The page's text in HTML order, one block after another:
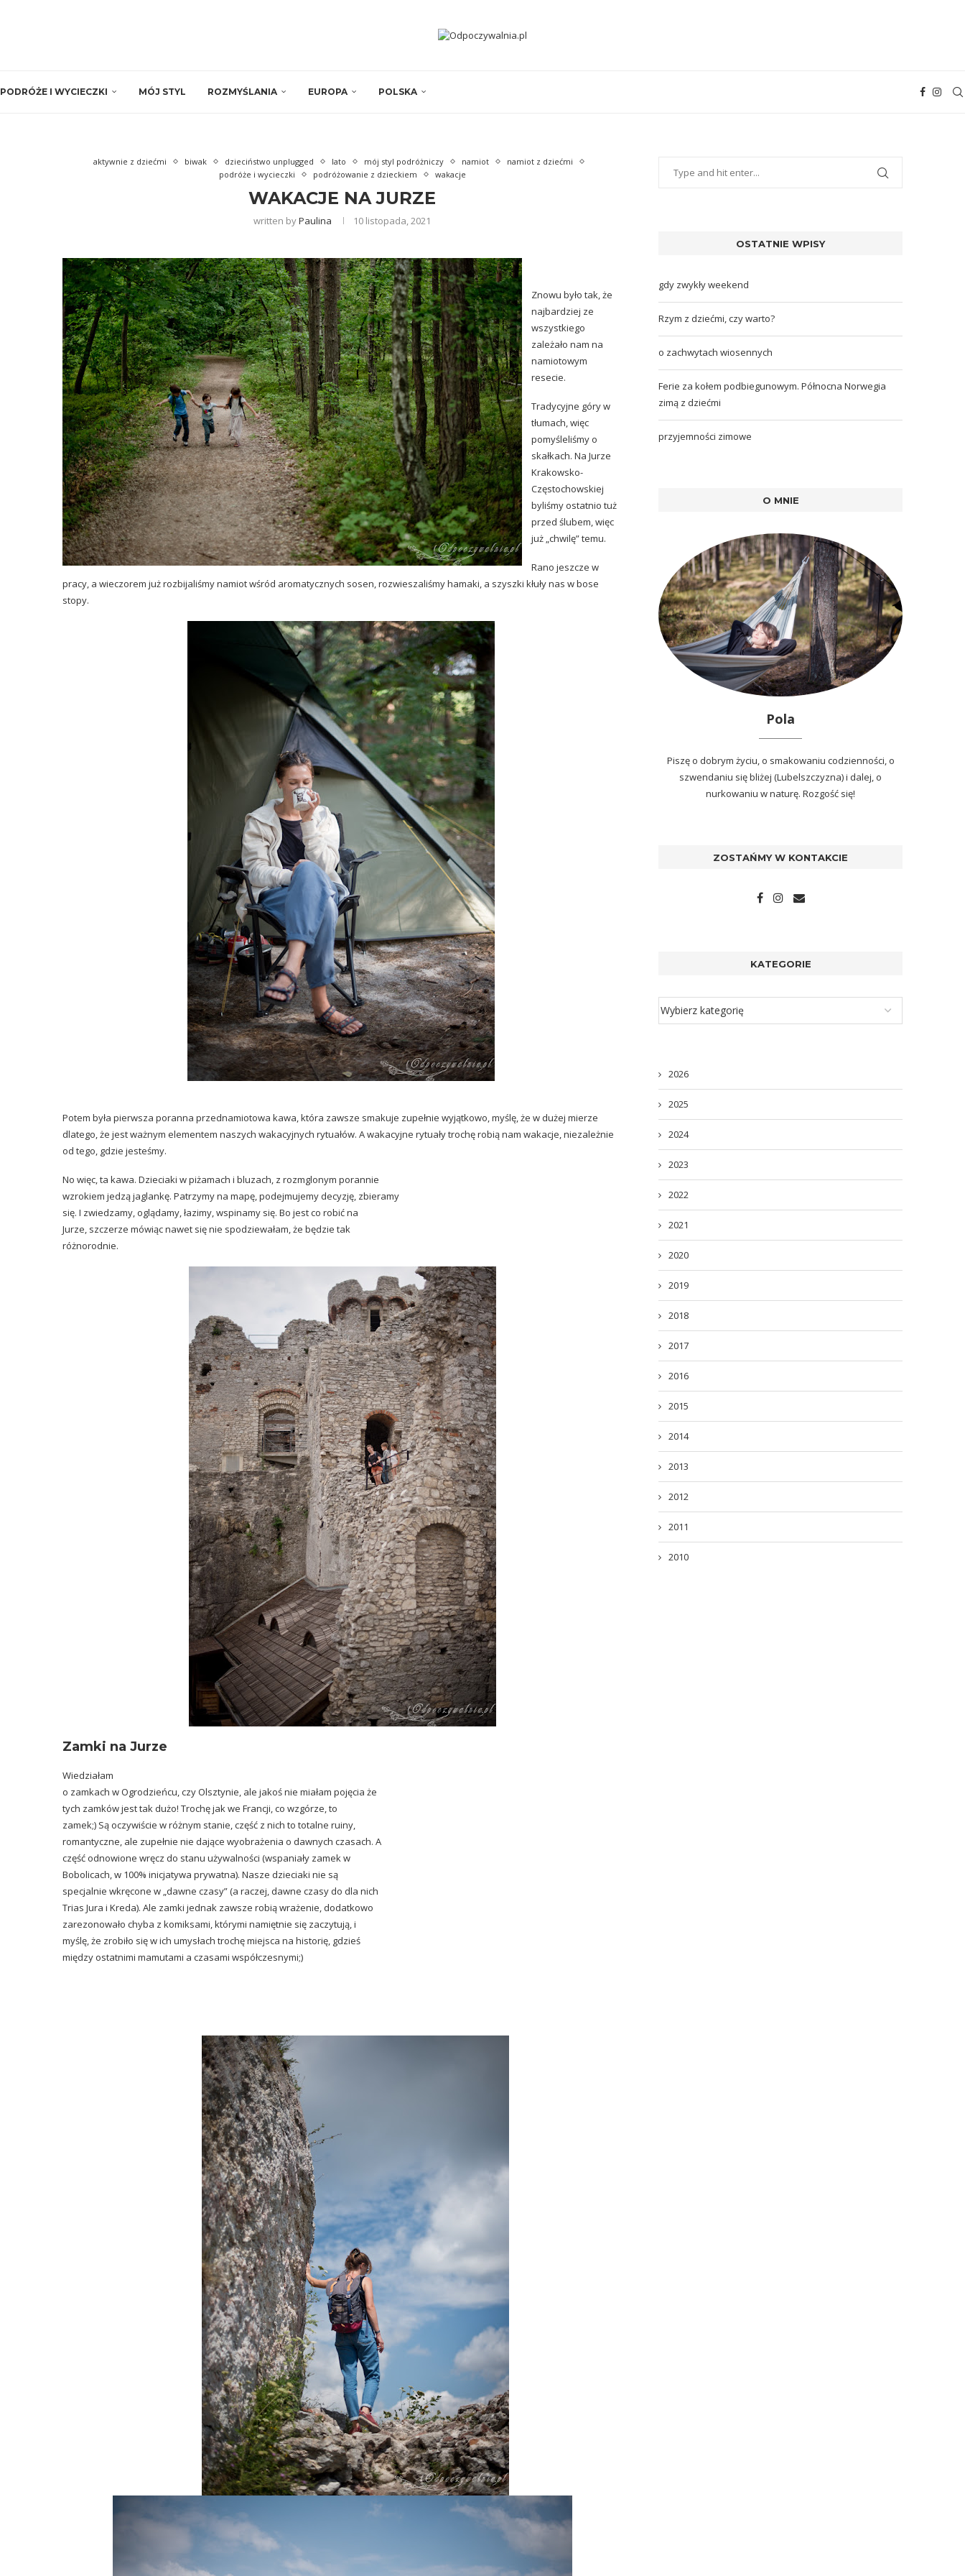
PODRÓŻE I WYCIECZKI MÓJ STYL ROZMYŚLANIA EUROPA POLSKA
aktywnie z dziećmi biwak dzieciństwo unplugged lato mój styl podróżniczy namiot
namiot z dziećmi
podróże i wycieczki
podróżowanie z dzieckiem wakacje
WAKACJE NA JURZE
written byPaulina 10 listopada, 2021
Znowu było tak, że
najbardziej ze
wszystkiego
zależało nam na
namiotowym
resecie.
Tradycyjne góry w
tłumach, więc
pomyśleliśmy o
skałkach. Na Jurze
Krakowsko-
Częstochowskiej
byliśmy ostatnio tuż
przed ślubem, więc
już „chwilę” temu.
Rano jeszcze w
pracy, a wieczorem już rozbijaliśmy namiot wśród aromatycznych sosen, rozwieszaliśmy hamaki, a szyszki kłuły nas w bose
stopy.
Potem była pierwsza poranna przednamiotowa kawa, która zawsze smakuje zupełnie wyjątkowo, myślę, że w dużej mierze
dlatego, że jest ważnym elementem naszych wakacyjnych rytuałów. A wakacyjne rytuały trochę robią nam wakacje, niezależnie
od tego, gdzie jesteśmy.
No więc, ta kawa. Dzieciaki w piżamach i bluzach, z rozmglonym porannie
wzrokiem jedzą jaglankę. Patrzymy na mapę, podejmujemy decyzję, zbieramy
się. I zwiedzamy, oglądamy, łazimy, wspinamy się. Bo jest co robić na
Jurze, szczerze mówiąc nawet się nie spodziewałam, że będzie tak
różnorodnie.
Zamki na Jurze
Wiedziałam
o zamkach w Ogrodzieńcu, czy Olsztynie, ale jakoś nie miałam pojęcia że
tych zamków jest tak dużo! Trochę jak we Francji, co wzgórze, to
zamek;) Są oczywiście w różnym stanie, część z nich to totalne ruiny,
romantyczne, ale zupełnie nie dające wyobrażenia o dawnych czasach. A
część odnowione wręcz do stanu używalności (wspaniały zamek w
Bobolicach, w 100% inicjatywa prywatna). Nasze dzieciaki nie są
specjalnie wkręcone w „dawne czasy” (a raczej, dawne czasy do dla nich
Trias Jura i Kreda). Ale zamki jednak zawsze robią wrażenie, dodatkowo
zarezonowało chyba z komiksami, którymi namiętnie się zaczytują, i
myślę, że zrobiło się w ich umysłach trochę miejsca na historię, gdzieś
między ostatnimi mamutami a czasami współczesnymi;)
OSTATNIE WPISY
gdy zwykły weekend
Rzym z dziećmi, czy warto?
o zachwytach wiosennych
Ferie za kołem podbiegunowym. Północna Norwegia
zimą z dziećmi
przyjemności zimowe
O MNIE
Pola
Piszę o dobrym życiu, o smakowaniu codzienności, o
szwendaniu się bliżej (Lubelszczyzna) i dalej, o
nurkowaniu w naturę. Rozgość się!
ZOSTAŃMY W KONTAKCIE
KATEGORIE
2026
2025
2024
2023
2022
2021
2020
2019
2018
2017
2016
2015
2014
2013
2012
2011
2010